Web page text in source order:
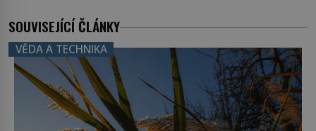
SOUVISEJÍCÍ ČLÁNKY
VĚDA A TECHNIKA